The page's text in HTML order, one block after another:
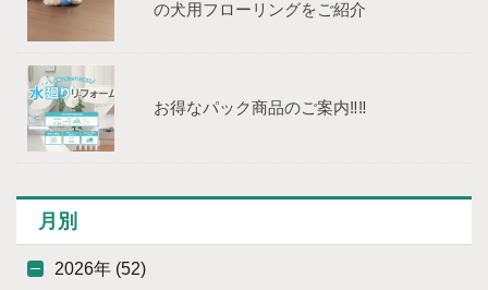
の犬用フローリングをご紹介
お得なパック商品のご案内‼‼
月別
2026年 (52)